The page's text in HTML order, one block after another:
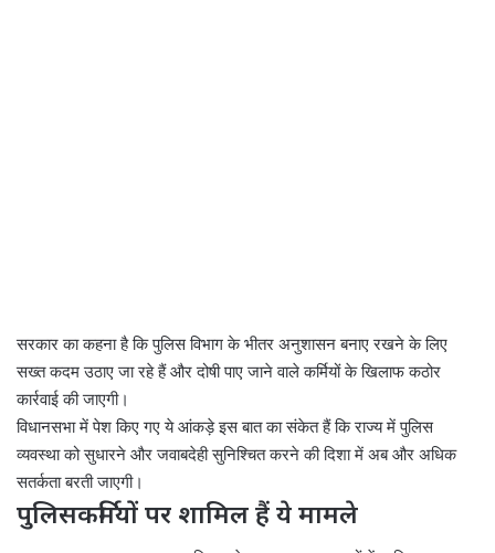
सरकार का कहना है कि पुलिस विभाग के भीतर अनुशासन बनाए रखने के लिए
सख्त कदम उठाए जा रहे हैं और दोषी पाए जाने वाले कर्मियों के खिलाफ कठोर
कार्रवाई की जाएगी।
विधानसभा में पेश किए गए ये आंकड़े इस बात का संकेत हैं कि राज्य में पुलिस
व्यवस्था को सुधारने और जवाबदेही सुनिश्चित करने की दिशा में अब और अधिक
सतर्कता बरती जाएगी।
पुलिसकर्मियों पर शामिल हैं ये मामले